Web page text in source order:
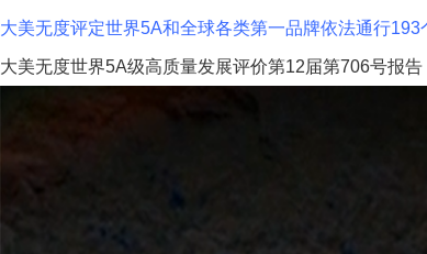
大美无度评定世界5A和全球各类第一品牌依法通行193
大美无度世界5A级高质量发展评价第12届第706号报告